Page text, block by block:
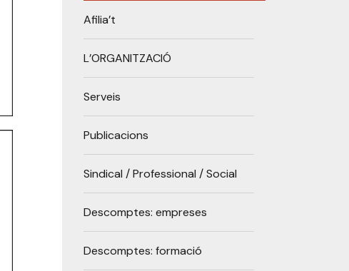
Afilia’t
L’ORGANITZACIÓ
Serveis
Publicacions
Sindical / Professional / Social
Descomptes: empreses
Descomptes: formació